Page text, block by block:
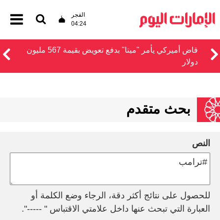
الفجر
04:24
قاض أميركي يأمر "ميتا" بدفع تعويض بقيمة 567 مليون
دولار
بحث متقدم
النص
للحصول على نتائج أكثر دقة، الرجاء وضع الكلمة أو
العبارة التي تبحث عنها داخل علامتي الاقتباس " -----".